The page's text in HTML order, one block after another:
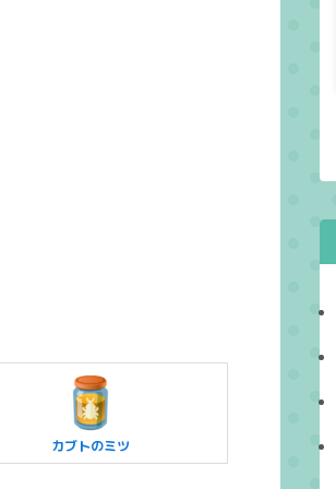
カブトのミツ